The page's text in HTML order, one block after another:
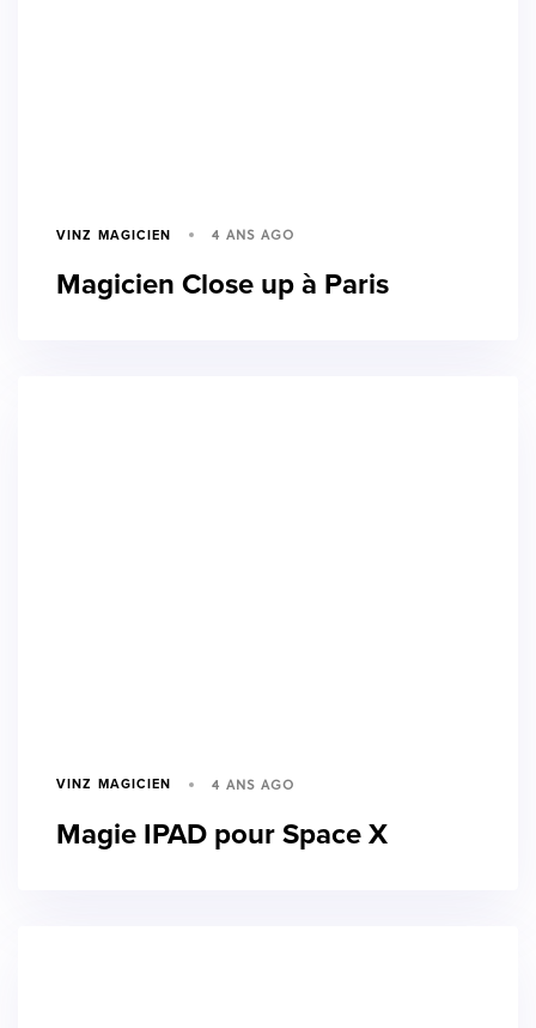
VINZ MAGICIEN 4 ANS AGO
Magicien Close up à Paris
VINZ MAGICIEN 4 ANS AGO
Magie IPAD pour Space X